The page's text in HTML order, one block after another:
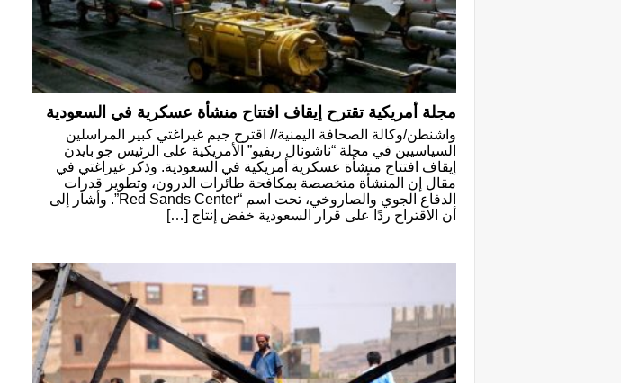
مجلة أمريكية تقترح إيقاف افتتاح منشأة عسكرية في السعودية
واشنطن/وكالة الصحافة اليمنية// اقترح جيم غيراغتي كبير المراسلين
السياسيين في مجلة “ناشونال ريفيو” الأمريكية على الرئيس جو بايدن
إيقاف افتتاح منشأة عسكرية أمريكية في السعودية. وذكر غيراغتي في
مقال إن المنشأة متخصصة بمكافحة طائرات الدرون، وتطوير قدرات
الدفاع الجوي والصاروخي، تحت اسم “Red Sands Center”. وأشار إلى
أن الاقتراح ردًا على قرار السعودية خفض إنتاج […]